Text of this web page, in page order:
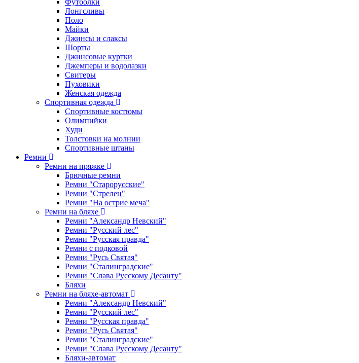
Футболки
Лонгсливы
Поло
Майки
Джинсы и слаксы
Шорты
Джинсовые куртки
Джемперы и водолазки
Свитеры
Пуховики
Женская одежда
Спортивная одежда
Спортивные костюмы
Олимпийки
Худи
Толстовки на молнии
Спортивные штаны
Ремни
Ремни на пряжке
Брючные ремни
Ремни "Старорусские"
Ремни "Стрелец"
Ремни "На острие меча"
Ремни на бляхе
Ремни "Александр Невский"
Ремни "Русский лес"
Ремни "Русская правда"
Ремни с подковой
Ремни "Русь Святая"
Ремни "Сталинградские"
Ремни "Слава Русскому Десанту"
Бляхи
Ремни на бляхе-автомат
Ремни "Александр Невский"
Ремни "Русский лес"
Ремни "Русская правда"
Ремни "Русь Святая"
Ремни "Сталинградские"
Ремни "Слава Русскому Десанту"
Бляхи-автомат